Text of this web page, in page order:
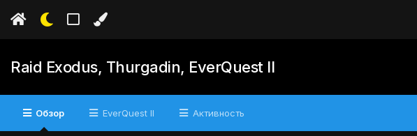
Raid Exodus, Thurgadin, EverQuest II
Обзор EverQuest II Активность